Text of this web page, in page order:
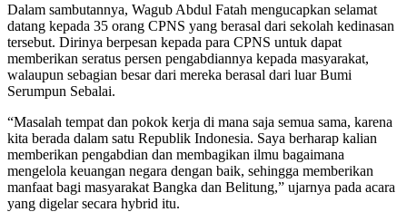
Dalam sambutannya, Wagub Abdul Fatah mengucapkan selamat
datang kepada 35 orang CPNS yang berasal dari sekolah kedinasan
tersebut. Dirinya berpesan kepada para CPNS untuk dapat
memberikan seratus persen pengabdiannya kepada masyarakat,
walaupun sebagian besar dari mereka berasal dari luar Bumi
Serumpun Sebalai.
“Masalah tempat dan pokok kerja di mana saja semua sama, karena
kita berada dalam satu Republik Indonesia. Saya berharap kalian
memberikan pengabdian dan membagikan ilmu bagaimana
mengelola keuangan negara dengan baik, sehingga memberikan
manfaat bagi masyarakat Bangka dan Belitung,” ujarnya pada acara
yang digelar secara hybrid itu.